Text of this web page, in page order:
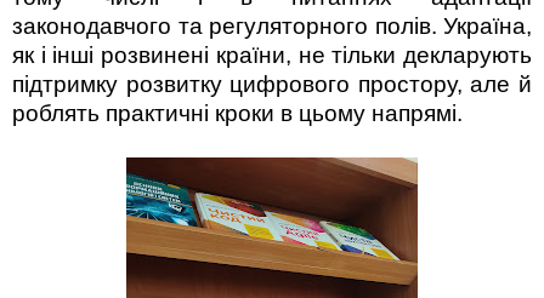
законодавчого та регуляторного полів. Україна,
як і інші розвинені країни, не тільки декларують
підтримку розвитку цифрового простору, але й
роблять практичні кроки в цьому напрямі.